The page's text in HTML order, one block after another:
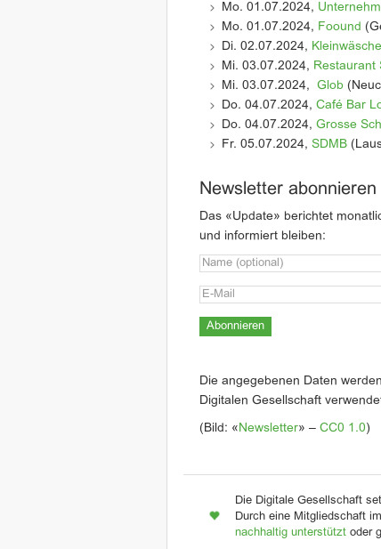
Mo. 01.07.2024,
Mo. 01.07.2024, Foound
Di. 02.07.2024,
Mi. 03.07.2024, Restaurant
Mi. 03.07.2024, Glob
Do. 04.07.2024, Café Bar
Do. 04.07.2024, Grosse
Fr. 05.07.2024, SDMB
Newsletter abonnieren
Das «Update» berichtet
und informiert bleiben:
Die angegebenen Daten
Digitalen Gesellschaft
(Bild: « Newsletter» – CC0 1.0 )
Die Digitale Gesellschaft
Durch eine Mitgliedschaft
nachhaltig unterstützt oder